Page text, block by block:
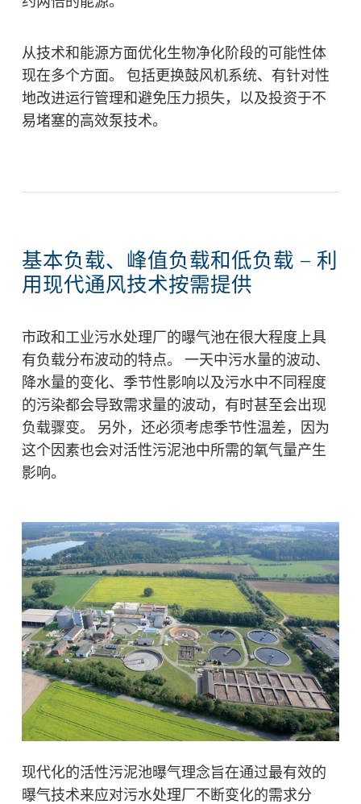
从技术和能源方面优化生物净化阶段的可能性体
现在多个方面。 包括更换鼓风机系统、有针对性
地改进运行管理和避免压力损失，以及投资于不
易堵塞的高效泵技术。
基本负载、峰值负载和低负载 — 利
用现代通风技术按需提供
市政和工业污水处理厂的曝气池在很大程度上具
有 负载分布波动的特点。 一天中污水量的波动、
降水量的变化、季节性影响以及污水中不同程度
的污染都会导致需求量的波动，有时甚至会出现
负载骤变。 另外，还必须考虑季节性温差，因为
这个因素也会对活性污泥池中所需的氧气量产生
影响。
现代化的活性污泥池曝气理念旨在通过最有效的
曝气技术来应对污水处理厂不断变化的需求分